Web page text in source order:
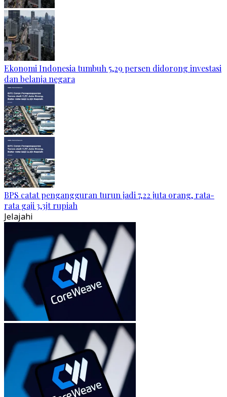
Ekonomi Indonesia tumbuh 5,29 persen didorong investasi
dan belanja negara
BPS catat pengangguran turun jadi 7,22 juta orang, rata-
rata gaji 3,3jt rupiah
Jelajahi